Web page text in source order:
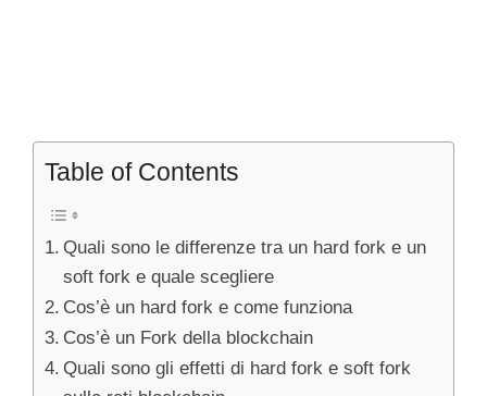
Table of Contents
Quali sono le differenze tra un hard fork e un
soft fork e quale scegliere
Cos’è un hard fork e come funziona
Cos’è un Fork della blockchain
Quali sono gli effetti di hard fork e soft fork